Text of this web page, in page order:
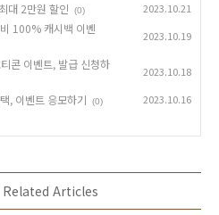
대 2만원 할인 (0) 2023.10.21
100% 캐시백 이벤
2023.10.19
콘 이벤트, 발급 신청하
2023.10.18
, 이벤트 응모하기 (0) 2023.10.16
Related Articles